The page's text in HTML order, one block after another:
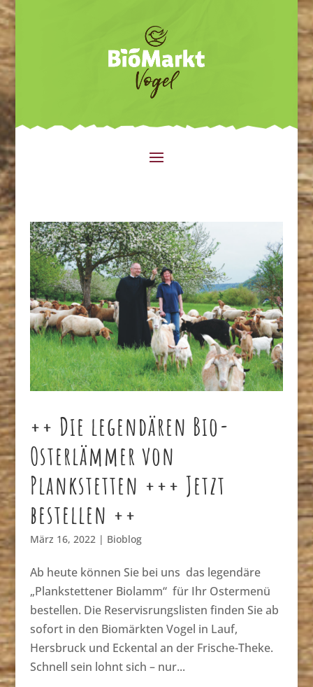
++ Die legendären Bio-
Osterlämmer von
Plankstetten +++ Jetzt
bestellen ++
März 16, 2022| Bioblog
Ab heute können Sie bei uns das legendäre
„Plankstettener Biolamm“ für Ihr Ostermenü
bestellen. Die Reservisrungslisten finden Sie ab
sofort in den Biomärkten Vogel in Lauf,
Hersbruck und Eckental an der Frische-Theke.
Schnell sein lohnt sich – nur...